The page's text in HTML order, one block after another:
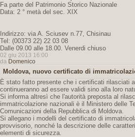
Fa parte del Patrimonio Storico Nazionale
Data: 2 ° metà del sec. XIX
Indirizzo: via A. Sciusev n.77, Chisinau
Tel: (00373 22) 22 03 08
Dalle 09.00 alle 18.00. Venerdi chiuso
02 giu 2013 16:00
da Domenico
Moldova, nuovo certificato di
È stato fatto presente che i certificati rilasciati
continueranno ad essere validi sino alla loro
Si informa altresì che l'autorità preposta al
immatricolazione nazionali è il Ministero delle
Comunicazioni della Repubblica di Moldova.
Si allegano i modelli del certificato di
provvisorio, nonché la descrizione delle
elementi di sicurezza.